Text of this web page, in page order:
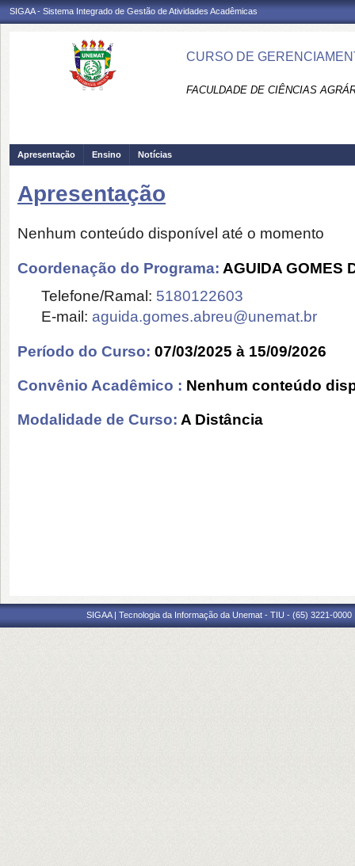
SIGAA - Sistema Integrado de Gestão de Atividades Acadêmicas
CURSO DE
FACULDADE DE CIÊNCIAS
Apresentação Ensino Notícias
Apresentação
Nenhum conteúdo disponível até o momento
Coordenação do Programa: AGUIDA GOMES
Telefone/Ramal: 5180122603
E-mail: aguida.gomes.abreu@unemat.br
Período do Curso: 07/03/2025 à 15/09/2026
Convênio Acadêmico : Nenhum conteúdo
Modalidade de Curso: A Distância
SIGAA | Tecnologia da Informação da Unemat - TIU - (65) 3221-